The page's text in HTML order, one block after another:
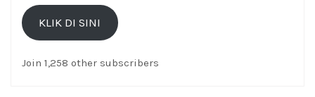
Email
KLIK DI SINI
Join 1,258 other subscribers